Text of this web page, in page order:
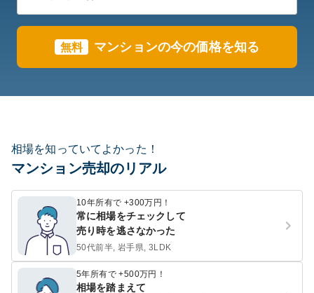
無料 マンションの今の価格を知る
相場を知っていてよかった！
マンション売却のリアル
10年所有で +300万円！
常に相場をチェックして
売り時を逃さなかった
50代前半, 岩手県, 3LDK
5年所有で +500万円！
相場を踏まえて